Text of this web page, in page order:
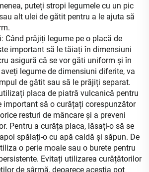
puteți stropi legumele cu un pic
alt ulei de gătit pentru a le ajuta să
Când prăjiți legume pe o placă de
important să le tăiați în dimensiuni
asigură că se vor găti uniform și în
legume de dimensiuni diferite, va
de gătit sau să le prăjiți separat.
placa de piatră vulcanică pentru
important să o curățați corespunzător
resturi de mâncare și a preveni
Pentru a curăța placa, lăsați-o să se
spălați-o cu apă caldă și săpun. De
o perie moale sau o burete pentru
Evitați utilizarea curățătorilor
de sârmă, deoarece aceștia pot